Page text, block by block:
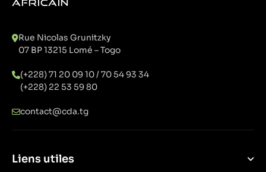
AFRICAIN
Rue Nicolas Grunitzky
07 BP 13215 Lomé – Togo
(+228) 71 20 09 10 / 70 54 93 34
(+228) 22 53 59 80
contact@cda.tg
Liens utiles